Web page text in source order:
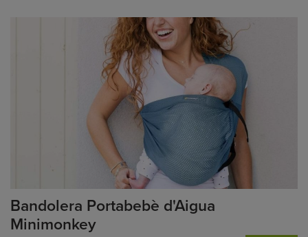
Bandolera Portabebè d'Aigua
Minimonkey